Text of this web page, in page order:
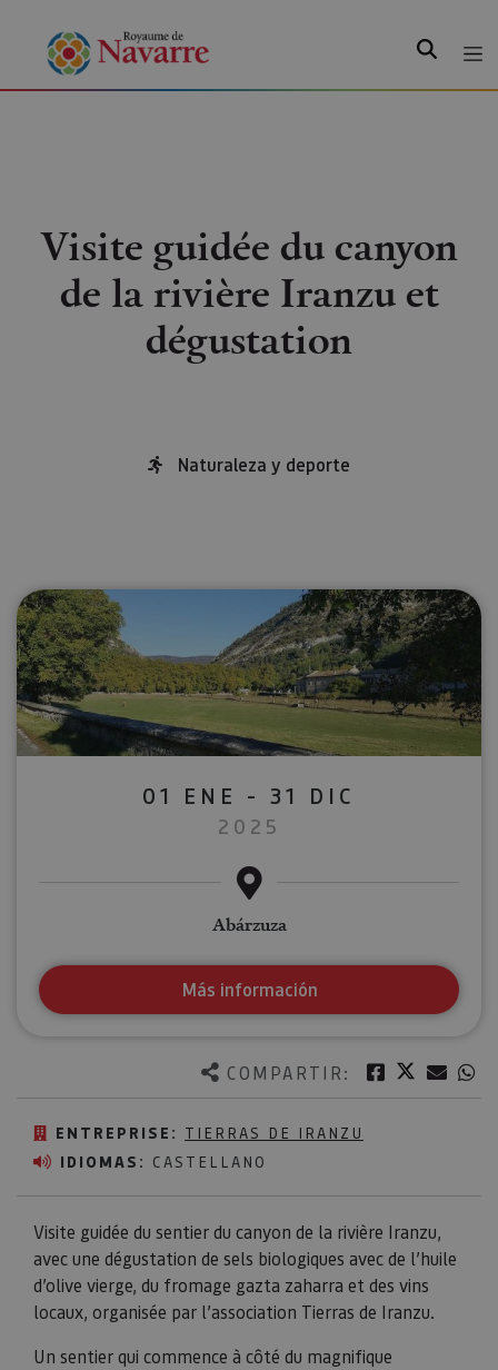
Visite guidée du canyon
de la rivière Iranzu et
dégustation
Naturaleza y deporte
COMPARTIR: Facebook
Twitter
ENTREPRISE: TIERRAS DE IRANZU
IDIOMAS: CASTELLANO
Visite guidée du sentier du canyon de la rivière Iranzu,
avec une dégustation de sels biologiques avec de l’huile
d’olive vierge, du fromage gazta zaharra et des vins
locaux, organisée par l’association Tierras de Iranzu.
Un sentier qui commence à côté du magnifique
01 ENE - 31 DIC
2025
Abárzuza
Más información